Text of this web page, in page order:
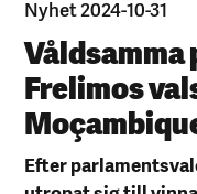
Nyhet 2024-10-31
Frelimos
Efter